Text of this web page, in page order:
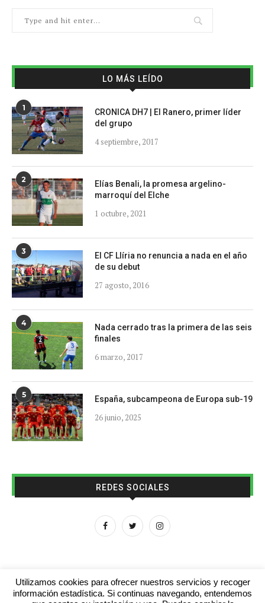
LO MÁS LEÍDO
1
CRONICA DH7 | El Ranero, primer líder
del grupo
4 septiembre, 2017
2
Elías Benali, la promesa argelino-
marroquí del Elche
1 octubre, 2021
3
El CF Llíria no renuncia a nada en el año
de su debut
27 agosto, 2016
4
Nada cerrado tras la primera de las seis
finales
6 marzo, 2017
5 España, subcampeona de Europa sub-19
26 junio, 2025
REDES SOCIALES
Utilizamos cookies para ofrecer nuestros servicios y recoger
información estadística. Si continuas navegando, entendemos